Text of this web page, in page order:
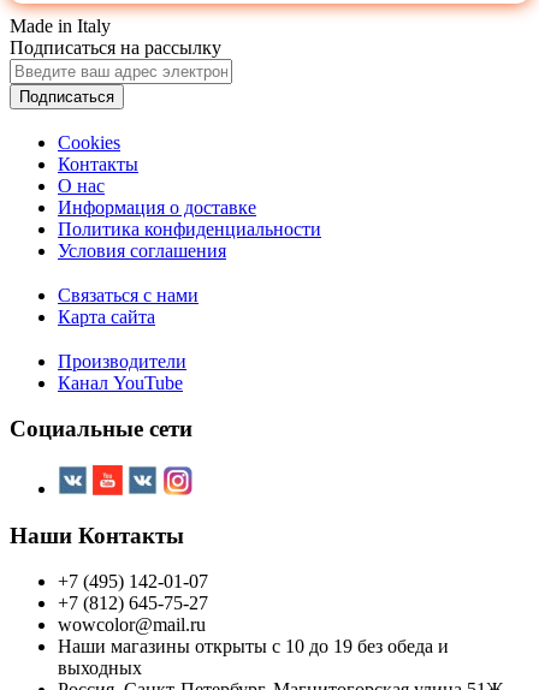
Made in Italy
Подписаться на рассылку
Подписаться
Cookies
Контакты
О нас
Информация о доставке
Политика конфиденциальности
Условия соглашения
Связаться с нами
Карта сайта
Производители
Канал YouTube
Социальные сети
Наши Контакты
+7 (495) 142-01-07
+7 (812) 645-75-27
wowcolor@mail.ru
Наши магазины открыты с 10 до 19 без обеда и
выходных